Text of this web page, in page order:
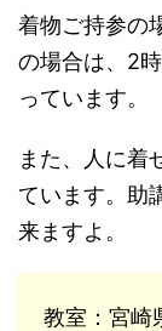
着物ご持参の
の場合は、2
っています。
また、人に着
ています。助
来ますよ。
教室：宮崎